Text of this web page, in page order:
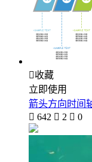
收藏
立即使用
箭头方向时间
 642  2  0